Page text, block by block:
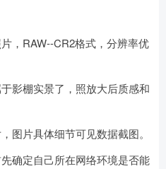
，RAW--CR2格式，分辨率优
影棚实景了，照放大后质感和
图片具体细节可见数据截图。
确定自己所在网络环境是否能